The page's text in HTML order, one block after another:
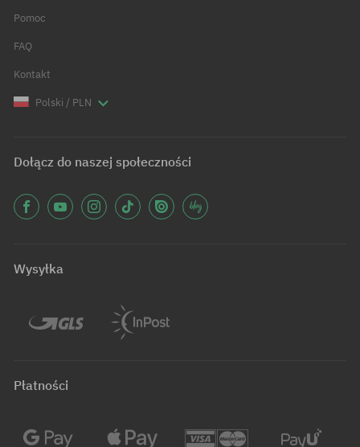
Pomoc
FAQ
Kontakt
Polski / PLN
Dołącz do naszej społeczności
Wysyłka
Płatności